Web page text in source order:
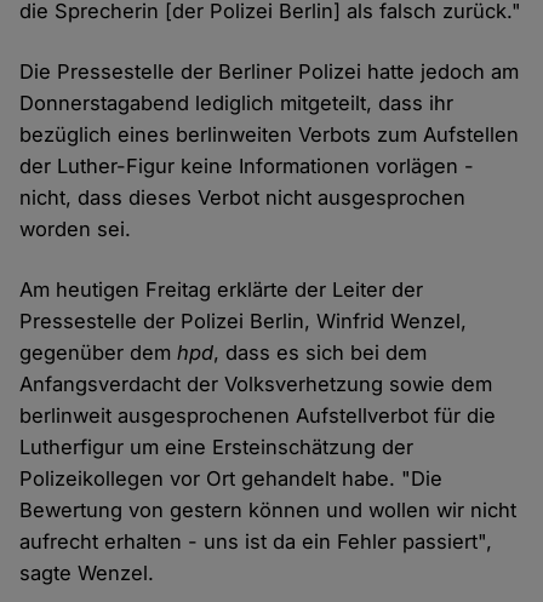
die Sprecherin [der Polizei Berlin] als falsch zurück."
Die Pressestelle der Berliner Polizei hatte jedoch am
Donnerstagabend lediglich mitgeteilt, dass ihr
bezüglich eines berlinweiten Verbots zum Aufstellen
der Luther-Figur keine Informationen vorlägen -
nicht, dass dieses Verbot nicht ausgesprochen
worden sei.
Am heutigen Freitag erklärte der Leiter der
Pressestelle der Polizei Berlin, Winfrid Wenzel,
gegenüber demhpd, dass es sich bei dem
Anfangsverdacht der Volksverhetzung sowie dem
berlinweit ausgesprochenen Aufstellverbot für die
Lutherfigur um eine Ersteinschätzung der
Polizeikollegen vor Ort gehandelt habe. "Die
Bewertung von gestern können und wollen wir nicht
aufrecht erhalten - uns ist da ein Fehler passiert",
sagte Wenzel.